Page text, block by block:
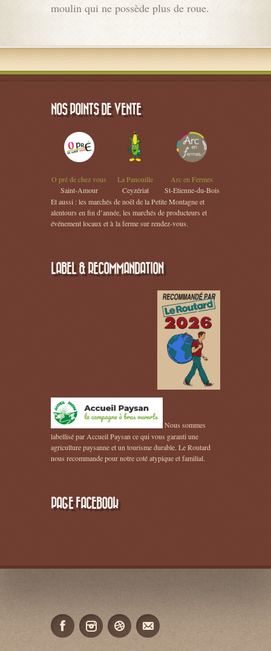
moulin qui ne possède plus de roue.
NOS POINTS DE VENTE
O pré de chez vous
Saint-Amour
La Panouille
Ceyzériat
Arc en Fermes
St-Etienne-du-Bois
Et aussi : les marchés de noël de la Petite Montagne et
alentours en fin d’année, les marchés de producteurs et
événement locaux et à la ferme sur rendez-vous.
LABEL & RECOMMANDATION
Nous sommes
labellisé par Accueil Paysan ce qui vous garanti une
agriculture paysanne et un tourisme durable. Le Routard
nous recommande pour notre coté atypique et familial.
PAGE FACEBOOK